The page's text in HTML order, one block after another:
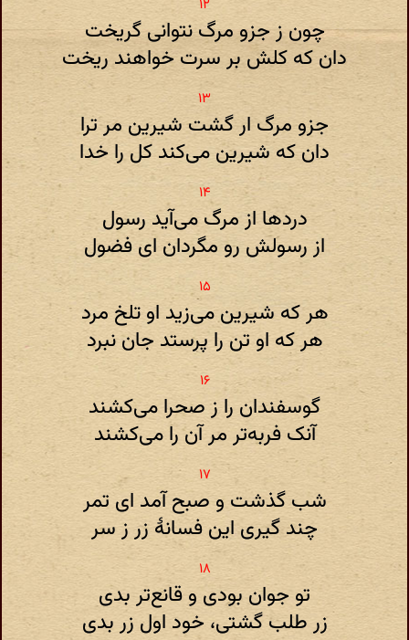
چون ز جزو مرگ نتوانی گریخت
دان که کلش بر سرت خواهند ریخت
جزو مرگ ار گشت شیرین مر ترا
دان که شیرین می‌کند کل را خدا
دردها از مرگ می‌آید رسول
از رسولش رو مگردان ای فضول
هر که شیرین می‌زید او تلخ مرد
هر که او تن را پرستد جان نبرد
گوسفندان را ز صحرا می‌کشند
آنک فربه‌تر مر آن را می‌کشند
شب گذشت و صبح آمد ای تمر
چند گیری این فسانهٔ زر ز سر
تو جوان بودی و قانع‌تر بدی
زر طلب گشتی، خود اول زر بدی